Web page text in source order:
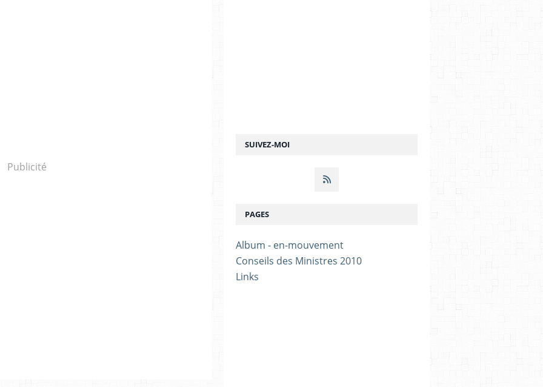
Publicité
SUIVEZ-MOI
PAGES
Album - en-mouvement
Conseils des Ministres 2010
Links